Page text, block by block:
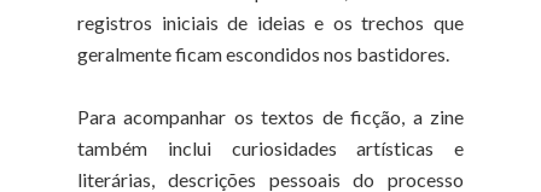
registros iniciais de ideias e os trechos que
geralmente ficam escondidos nos bastidores.
Para acompanhar os textos de ficção, a zine
também inclui curiosidades artísticas e
literárias, descrições pessoais do processo